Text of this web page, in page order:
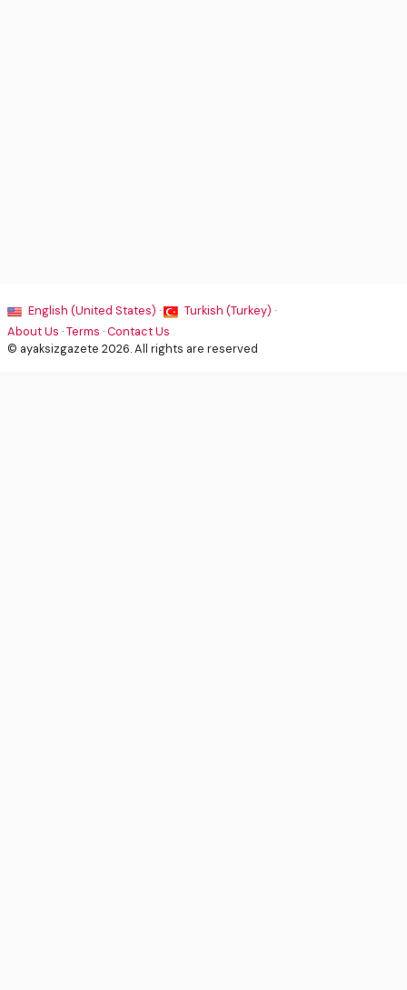
English (United States) ·
Turkish (Turkey) ·
About Us ·Terms ·Contact Us
© ayaksizgazete 2026. All rights are reserved